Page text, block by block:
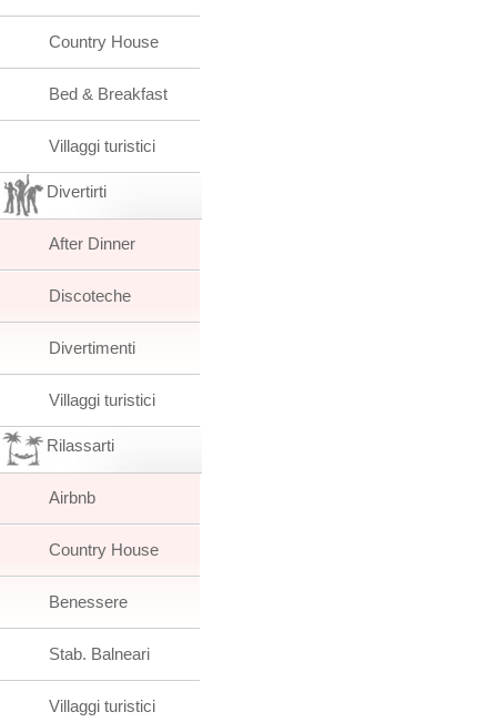
Country House
Bed & Breakfast
Villaggi turistici
Divertirti
After Dinner
Discoteche
Divertimenti
Villaggi turistici
Rilassarti
Airbnb
Country House
Benessere
Stab. Balneari
Villaggi turistici